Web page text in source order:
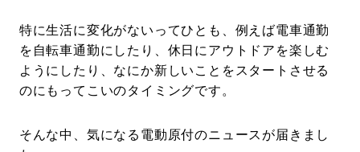
特に生活に変化がないってひとも、例えば電車通勤
を自転車通勤にしたり、休日にアウトドアを楽しむ
ようにしたり、なにか新しいことをスタートさせる
のにもってこいのタイミングです。
そんな中、気になる電動原付のニュースが届きまし